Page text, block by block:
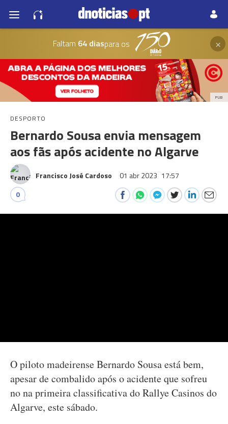
Faltam 64 diaspara os ×
PUB
DESPORTO
Bernardo Sousa envia mensagem
aos fãs após acidente no Algarve
Francisco José Cardoso 01 abr 2023 17:57
0
O piloto madeirense Bernardo Sousa está bem,
apesar de combalido após o acidente que sofreu
no na primeira classificativa do Rallye Casinos do
Algarve, este sábado.